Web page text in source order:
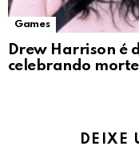
Games
Drew Harrison é
celebrando
DEIXE